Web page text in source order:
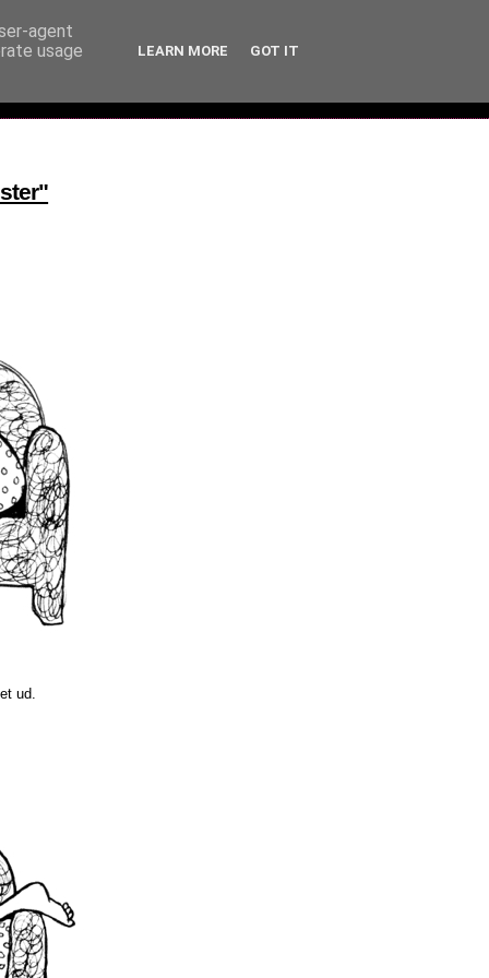
ud.
agent
usage
LEARN MORE GOT IT